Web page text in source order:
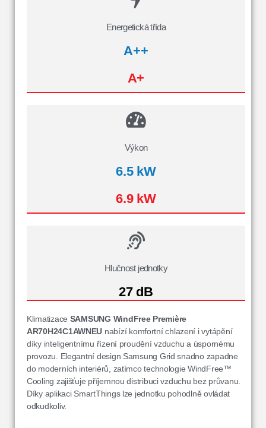
Energetická třída
A++
A+
Výkon
6.5 kW
6.9 kW
Hlučnost jednotky
27 dB
Klimatizace SAMSUNG WindFree Première
AR70H24C1AWNEU nabízí komfortní chlazení i vytápění
díky inteligentnímu řízení proudění vzduchu a úspornému
provozu. Elegantní design Samsung Grid snadno zapadne
do moderních interiérů, zatímco technologie WindFree™
Cooling zajišťuje příjemnou distribuci vzduchu bez průvanu.
Díky aplikaci SmartThings lze jednotku pohodlně ovládat
odkudkoliv.